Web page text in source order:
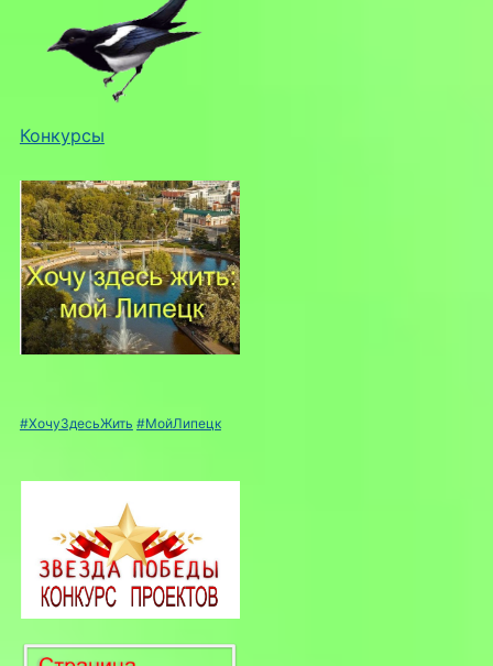
Конкурсы
#ХочуЗдесьЖить #МойЛипецк